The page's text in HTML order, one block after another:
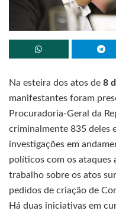
Na esteira dos atos de 8
manifestantes foram
Procuradoria-Geral da
criminalmente 835 deles
investigações em
políticos com os ataques
trabalho sobre os atos
pedidos de criação de
Há duas iniciativas em